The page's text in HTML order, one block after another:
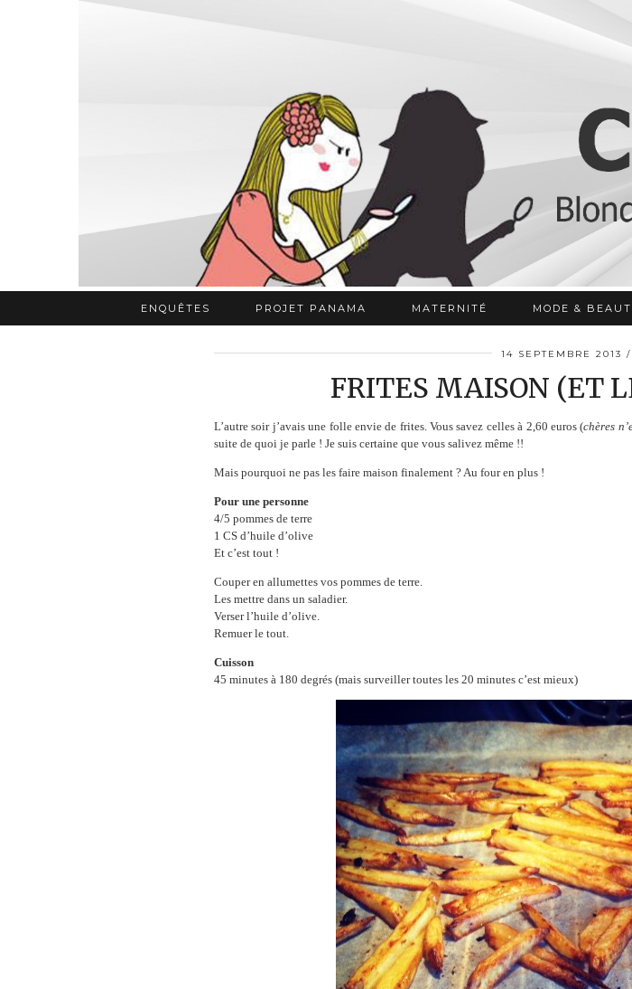
ENQUÊTES PROJET PANAMA MATERNITÉ MODE &
14 SEPTEMBRE 2013
FRITES MAISON (ET
L’autre soir j’avais une folle envie de frites. Vous savez celles à 2,60 euros (chères
suite de quoi je parle ! Je suis certaine que vous salivez même !!
Mais pourquoi ne pas les faire maison finalement ? Au four en plus !
Pour une personne
4/5 pommes de terre
1 CS d’huile d’olive
Et c’est tout !
Couper en allumettes vos pommes de terre.
Les mettre dans un saladier.
Verser l’huile d’olive.
Remuer le tout.
Cuisson
45 minutes à 180 degrés (mais surveiller toutes les 20 minutes c’est mieux)